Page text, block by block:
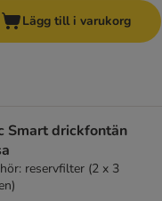
Lägg till i varukorg
Smart drickfontän
reservfilter (2 x 3